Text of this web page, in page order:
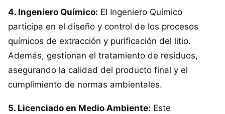
4. Ingeniero Químico: El Ingeniero Químico
participa en el diseño y control de los procesos
químicos de extracción y purificación del litio.
Además, gestionan el tratamiento de residuos,
asegurando la calidad del producto final y el
cumplimiento de normas ambientales.
5. Licenciado en Medio Ambiente: Este